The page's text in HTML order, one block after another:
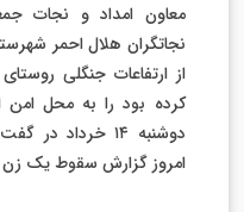
معاون امداد و نجات
نجاتگران هلال احمر
از ارتفاعات جنگلی
کرده بود را به محل امن
دوشنبه ۱۴ خرداد
امروز گزارش سقوط یک زن ۴۰ ساله که